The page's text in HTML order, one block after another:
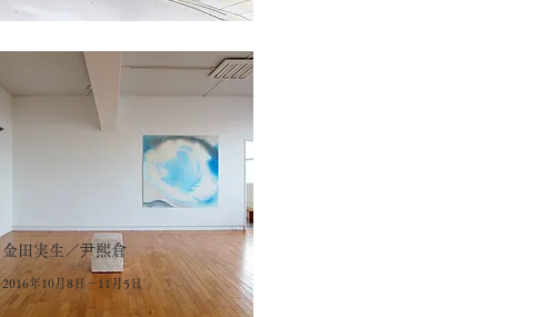
金田実生／尹熙倉
2016年10月8日－11月5日